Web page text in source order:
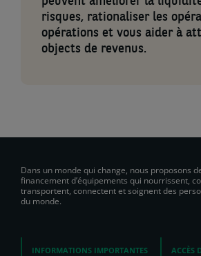
risques, rationaliser les
opérations et vous aider à
objects de revenus.
Dans un monde qui change, nous proposons
financement d’équipements qui nourrissent,
transportent, connectent et soignent des
du monde.
INFORMATIONS IMPORTANTES ACCÈS